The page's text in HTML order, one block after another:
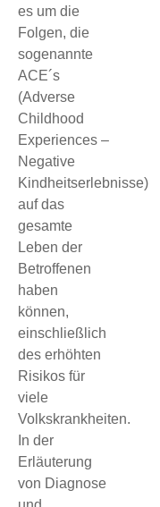
es um die
Folgen, die
sogenannte
ACE´s
(Adverse
Childhood
Experiences –
Negative
Kindheitserlebnisse)
auf das
gesamte
Leben der
Betroffenen
haben
können,
einschließlich
des erhöhten
Risikos für
viele
Volkskrankheiten.
In der
Erläuterung
von Diagnose